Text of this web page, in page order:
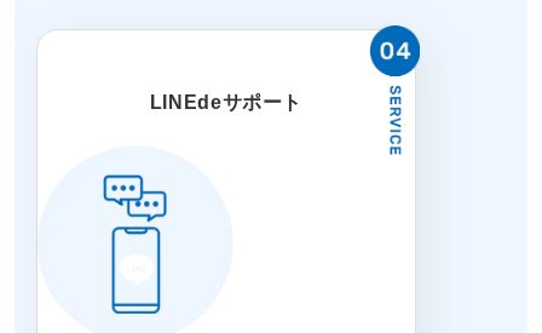
LINEdeサポート